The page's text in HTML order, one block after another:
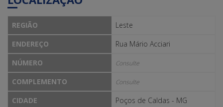
REGIÃO
Leste
ENDEREÇO
Rua Mário Acciari
NÚMERO
Consulte
COMPLEMENTO Consulte
CIDADE
Poços de Caldas - MG